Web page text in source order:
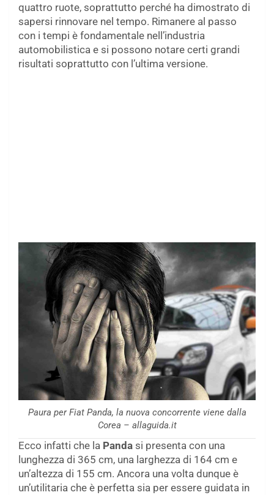
quattro ruote, soprattutto perché ha dimostrato di
sapersi rinnovare nel tempo. Rimanere al passo
con i tempi è fondamentale nell’industria
automobilistica e si possono notare certi grandi
risultati soprattutto con l’ultima versione.
Paura per Fiat Panda, la nuova concorrente viene dalla
Corea – allaguida.it
Ecco infatti che la Panda si presenta con una
lunghezza di 365 cm, una larghezza di 164 cm e
un’altezza di 155 cm. Ancora una volta dunque è
un’utilitaria che è perfetta sia per essere guidata in